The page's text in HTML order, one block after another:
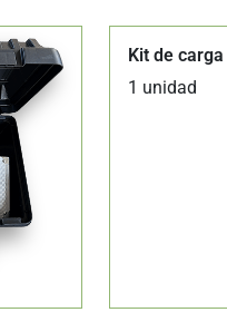
Kit de carga
1 unidad